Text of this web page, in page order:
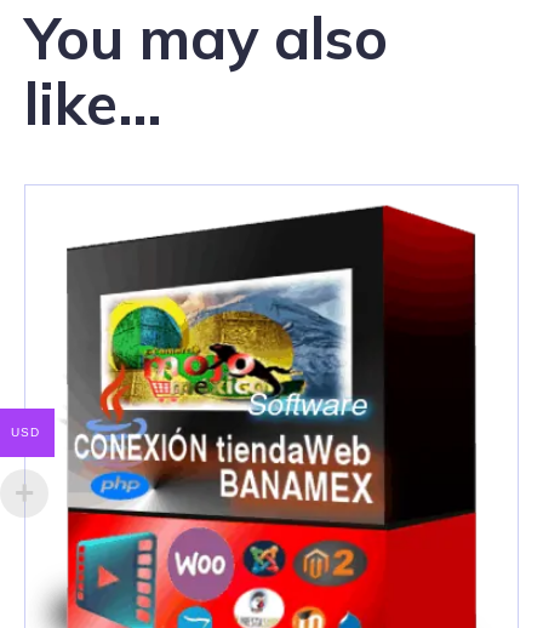
You may also
like…
USD